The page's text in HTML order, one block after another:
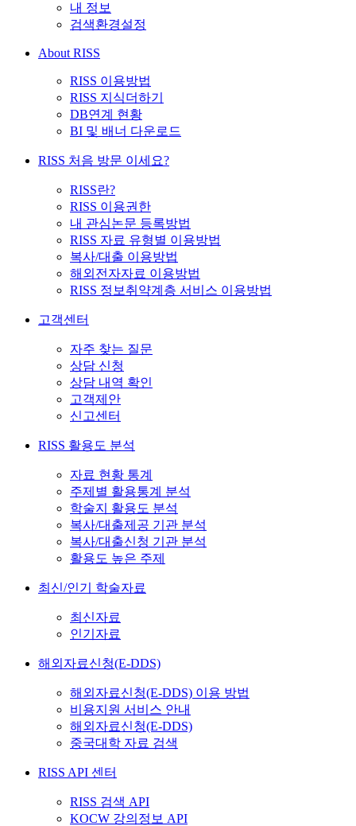
내 정보
검색환경설정
About RISS
RISS 이용방법
RISS 지식더하기
DB연계 현황
BI 및 배너 다운로드
RISS 처음 방문 이세요?
RISS란?
RISS 이용권한
내 관심논문 등록방법
RISS 자료 유형별 이용방법
복사/대출 이용방법
해외전자자료 이용방법
RISS 정보취약계층 서비스 이용방법
고객센터
자주 찾는 질문
상담 신청
상담 내역 확인
고객제안
신고센터
RISS 활용도 분석
자료 현황 통계
주제별 활용통계 분석
학술지 활용도 분석
복사/대출제공 기관 분석
복사/대출신청 기관 분석
활용도 높은 주제
최신/인기 학술자료
최신자료
인기자료
해외자료신청(E-DDS)
해외자료신청(E-DDS) 이용 방법
비용지원 서비스 안내
해외자료신청(E-DDS)
중국대학 자료 검색
RISS API 센터
RISS 검색 API
KOCW 강의정보 API